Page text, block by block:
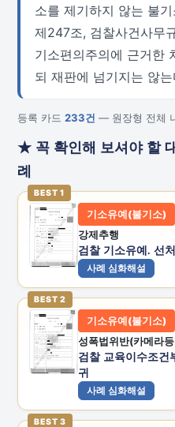
소를 제기하지 않는 불
제247조, 검찰사건사무
기소편의주의에 근거한
되 재판에 넘기지는 않
등록 카드 233건 — 원장형 전체
★ 꼭 확인해 보셔야 할
례
BEST 1
기소유예(불기소)
강제추행
검찰 기소유예. 선
사례 심화해설
BEST 2
기소유예(불기소)
성폭법위반(카메라
검찰 교육이수조건
귀
사례 심화해설
BEST 3